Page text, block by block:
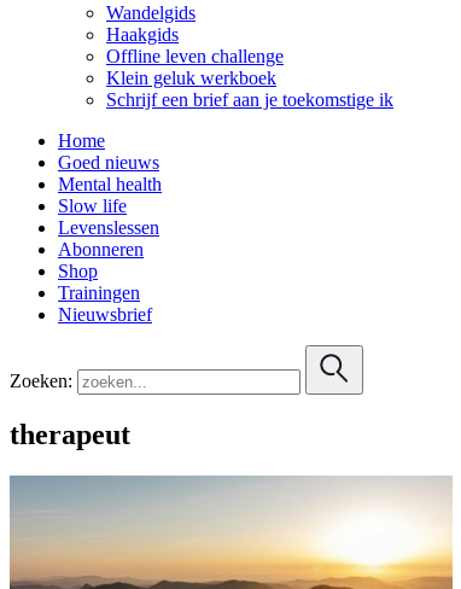
Wandelgids
Haakgids
Offline leven challenge
Klein geluk werkboek
Schrijf een brief aan je toekomstige ik
Home
Goed nieuws
Mental health
Slow life
Levenslessen
Abonneren
Shop
Trainingen
Nieuwsbrief
Zoeken:
therapeut